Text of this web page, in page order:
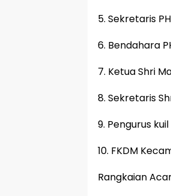
5. Sekretaris
6. Bendahara
7. Ketua Shri
8. Sekretaris
9. Pengurus
10. FKDM
Rangkaian